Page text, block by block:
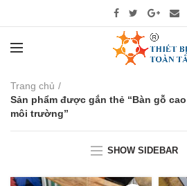
Trang chủ
Sản phẩm được gắn thẻ “Bàn gỗ
môi trường”
SHOW SIDEBAR